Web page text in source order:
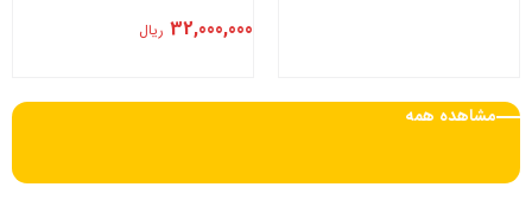
بستن
32,000,000 ریال
بستن مشاهده همه